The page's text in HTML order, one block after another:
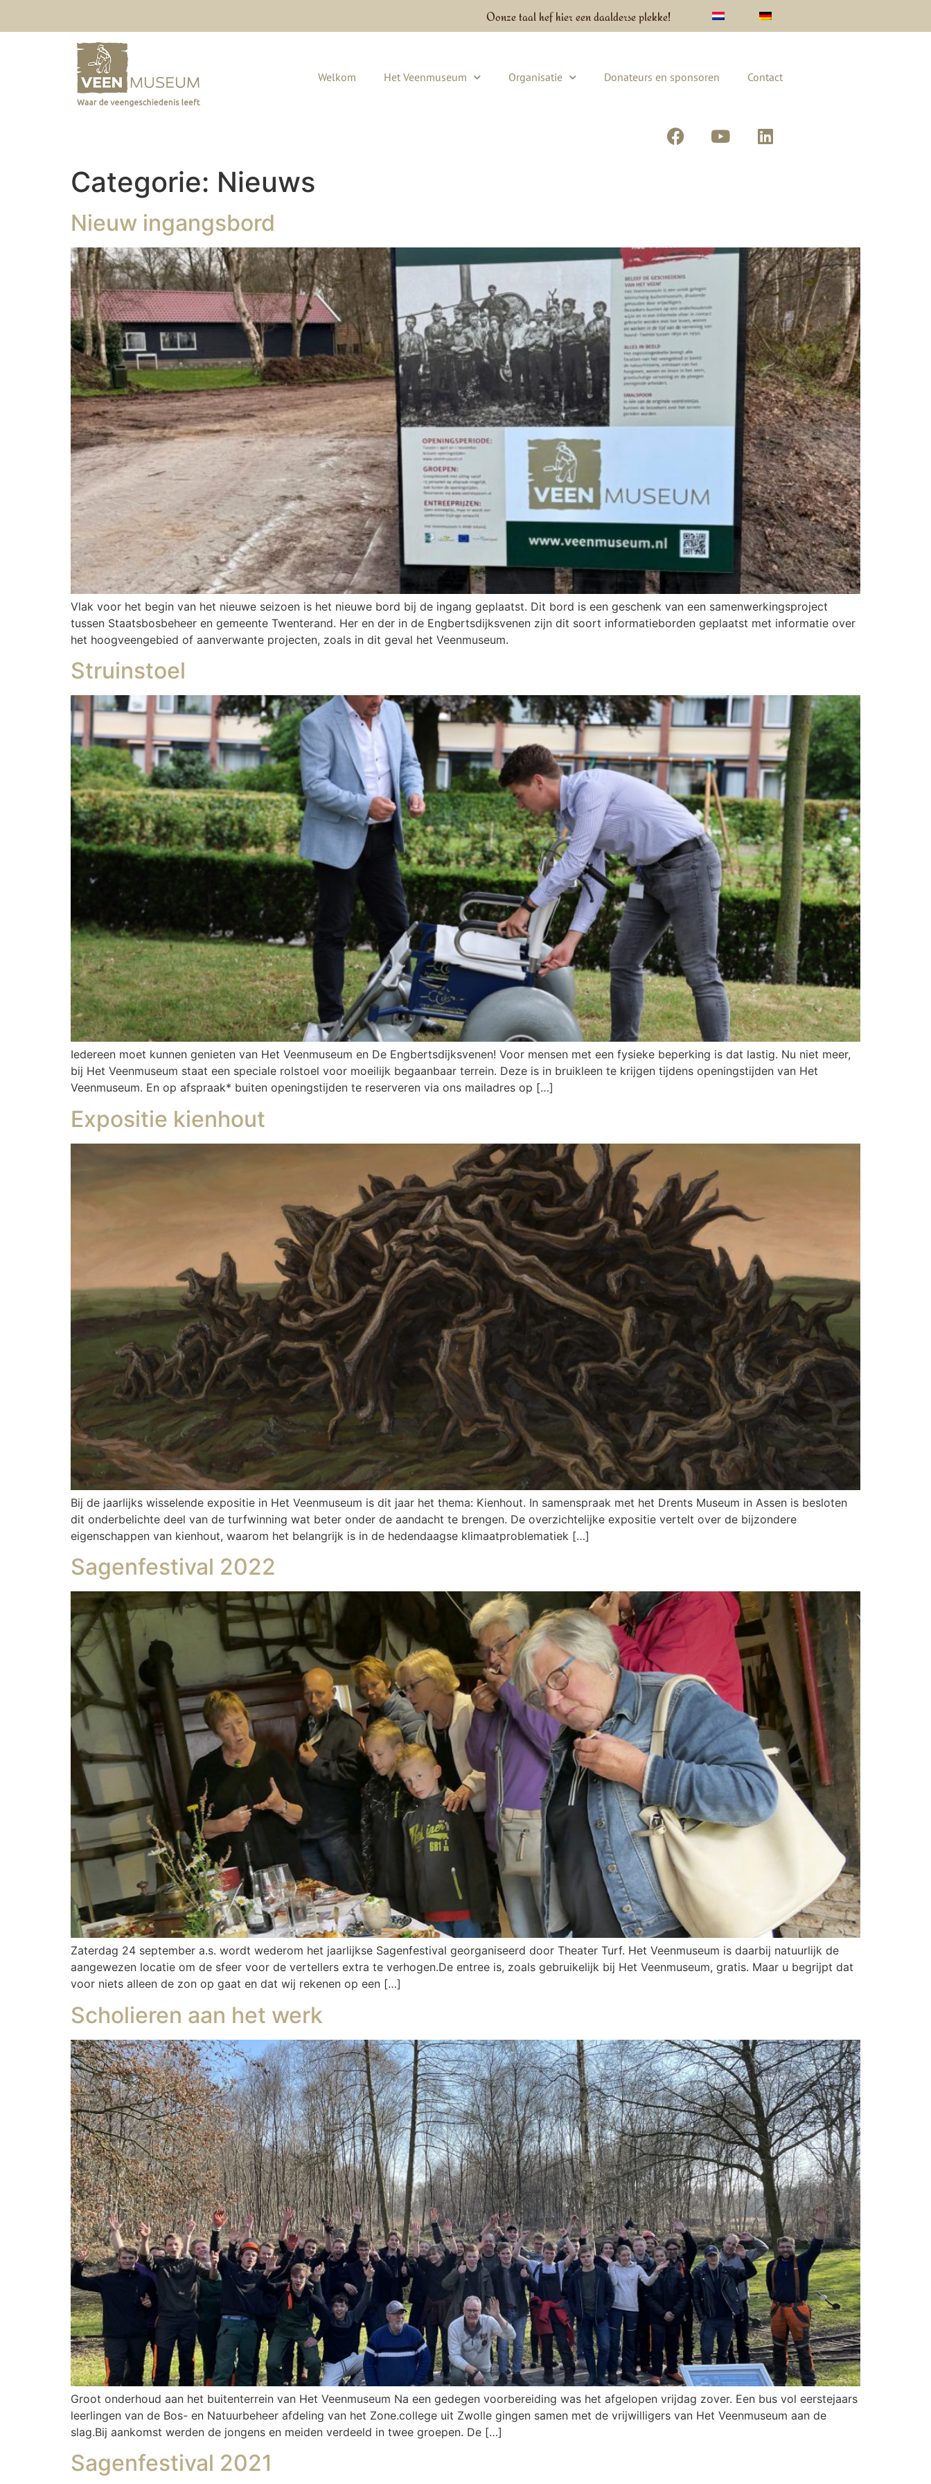
Oonze taal hef hier een daalderse plekke!
Welkom Het Veenmuseum Organisatie Donateurs en sponsoren Contact
Categorie: Nieuws
Nieuw ingangsbord
Vlak voor het begin van het nieuwe seizoen is het nieuwe bord bij de ingang geplaatst. Dit bord is een geschenk van een samenwerkingsproject
tussen Staatsbosbeheer en gemeente Twenterand. Her en der in de Engbertsdijksvenen zijn dit soort informatieborden geplaatst met informatie over
het hoogveengebied of aanverwante projecten, zoals in dit geval het Veenmuseum.
Struinstoel
Iedereen moet kunnen genieten van Het Veenmuseum en De Engbertsdijksvenen! Voor mensen met een fysieke beperking is dat lastig. Nu niet meer,
bij Het Veenmuseum staat een speciale rolstoel voor moeilijk begaanbaar terrein. Deze is in bruikleen te krijgen tijdens openingstijden van Het
Veenmuseum. En op afspraak* buiten openingstijden te reserveren via ons mailadres op […]
Expositie kienhout
Bij de jaarlijks wisselende expositie in Het Veenmuseum is dit jaar het thema: Kienhout. In samenspraak met het Drents Museum in Assen is besloten
dit onderbelichte deel van de turfwinning wat beter onder de aandacht te brengen. De overzichtelijke expositie vertelt over de bijzondere
eigenschappen van kienhout, waarom het belangrijk is in de hedendaagse klimaatproblematiek […]
Sagenfestival 2022
Zaterdag 24 september a.s. wordt wederom het jaarlijkse Sagenfestival georganiseerd door Theater Turf. Het Veenmuseum is daarbij natuurlijk de
aangewezen locatie om de sfeer voor de vertellers extra te verhogen.De entree is, zoals gebruikelijk bij Het Veenmuseum, gratis. Maar u begrijpt dat
voor niets alleen de zon op gaat en dat wij rekenen op een […]
Scholieren aan het werk
Groot onderhoud aan het buitenterrein van Het Veenmuseum Na een gedegen voorbereiding was het afgelopen vrijdag zover. Een bus vol eerstejaars
leerlingen van de Bos- en Natuurbeheer afdeling van het Zone.college uit Zwolle gingen samen met de vrijwilligers van Het Veenmuseum aan de
slag.Bij aankomst werden de jongens en meiden verdeeld in twee groepen. De […]
Sagenfestival 2021